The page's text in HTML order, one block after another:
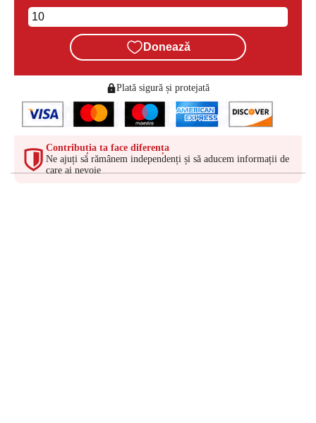
Donează
Plată sigură și protejată
Contribuția ta face diferența
Ne ajuți să rămânem independenți și să aducem informații de
care ai nevoie